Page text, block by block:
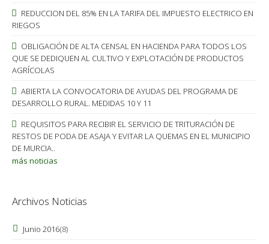
REDUCCION DEL 85% EN LA TARIFA DEL IMPUESTO ELECTRICO EN
RIEGOS
OBLIGACIÓN DE ALTA CENSAL EN HACIENDA PARA TODOS LOS
QUE SE DEDIQUEN AL CULTIVO Y EXPLOTACIÓN DE PRODUCTOS
AGRÍCOLAS
ABIERTA LA CONVOCATORIA DE AYUDAS DEL PROGRAMA DE
DESARROLLO RURAL. MEDIDAS 10 Y 11
REQUISITOS PARA RECIBIR EL SERVICIO DE TRITURACIÓN DE
RESTOS DE PODA DE ASAJA Y EVITAR LA QUEMAS EN EL MUNICIPIO
DE MURCIA..
más noticias
Archivos Noticias
Junio 2016(8)